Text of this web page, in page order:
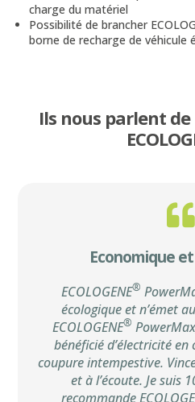
charge du matériel
Possibilité de brancher
borne de recharge de véhicule
Ils nous parlent
Economique
ECOLOGENE®
écologique et n’émet
ECOLOGENE®
bénéficié d’électricité
coupure intempestive.
et à l’écoute. Je suis
recommande